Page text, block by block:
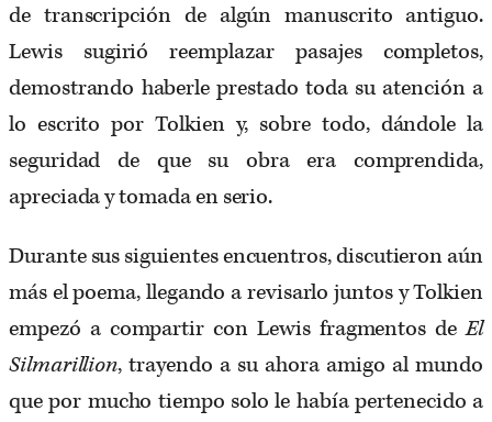
de transcripción de algún manuscrito antiguo.
Lewis sugirió reemplazar pasajes completos,
demostrando haberle prestado toda su atención a
lo escrito por Tolkien y, sobre todo, dándole la
seguridad de que su obra era comprendida,
apreciada y tomada en serio.
Durante sus siguientes encuentros, discutieron aún
más el poema, llegando a revisarlo juntos y Tolkien
empezó a compartir con Lewis fragmentos deEl
Silmarillion, trayendo a su ahora amigo al mundo
que por mucho tiempo solo le había pertenecido a